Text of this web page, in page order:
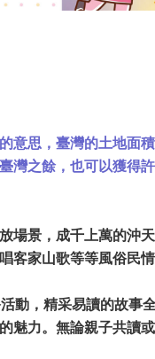
意思，臺灣的土地面
灣之餘，也可以獲得
場景，成千上萬的沖
客家山歌等等風俗民
動，精采易讀的故事
魅力。無論親子共讀